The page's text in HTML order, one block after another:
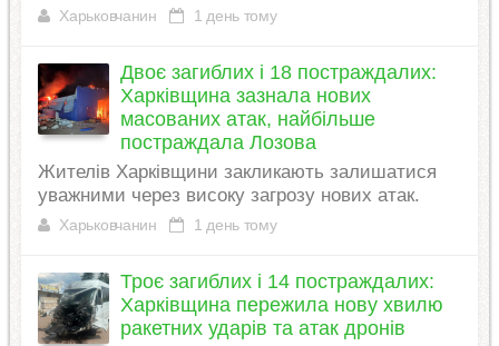
Харьковчанин 1 день тому
Двоє загиблих і 18 постраждалих:
Харківщина зазнала нових
масованих атак, найбільше
постраждала Лозова
Жителів Харківщини закликають залишатися
уважними через високу загрозу нових атак.
Харьковчанин 1 день тому
Троє загиблих і 14 постраждалих:
Харківщина пережила нову хвилю
ракетних ударів та атак дронів